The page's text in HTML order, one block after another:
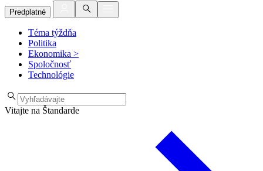
Predplatné
Téma týždňa
Politika
Ekonomika >
Spoločnosť
Technológie
Vitajte na Štandarde